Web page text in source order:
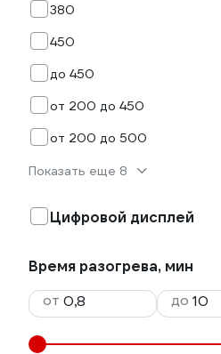
380
450
до 450
от 200 до 450
от 200 до 500
Показать еще 8
Цифровой дисплей
Время разогрева, мин
от
до